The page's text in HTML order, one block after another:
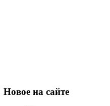
Новое на сайте